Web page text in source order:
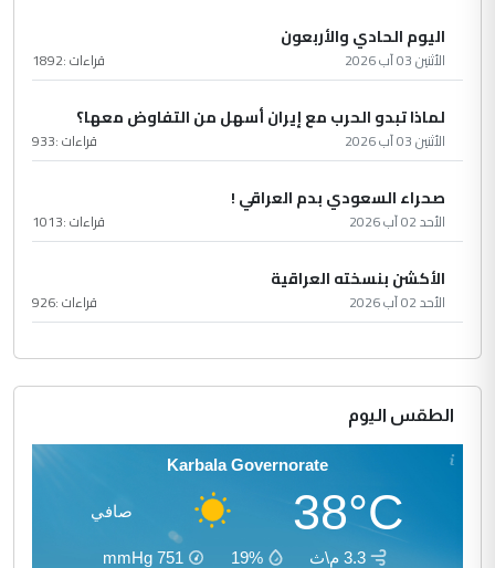
اليوم الحادي والأربعون
الأثنين 03 آب 2026 قراءات :1892
لماذا تبدو الحرب مع إيران أسهل من التفاوض معها؟
الأثنين 03 آب 2026 قراءات :933
صحراء السعودي بدم العراقي !
الأحد 02 آب 2026 قراءات :1013
الأكشن بنسخته العراقية
الأحد 02 آب 2026 قراءات :926
الطقس اليوم
Karbala Governorate
38°C صافي
3.3 م\ث 19%
751
mmHg